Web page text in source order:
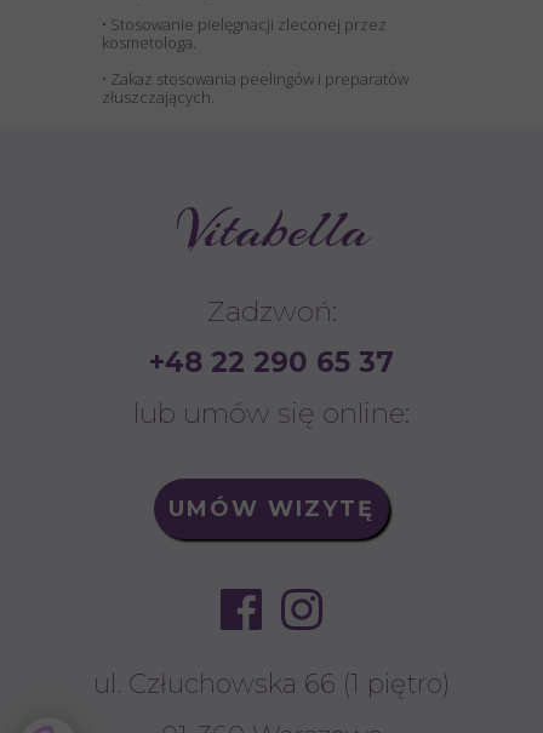
UMÓW WIZYTĘ
ul. Człuchowska 66 (1 piętro)
Zadzwoń:
+48 22 290 65 37
lub umów się online:
Vitabella
• Stosowanie pielęgnacji zleconej przez
kosmetologa.
• Zakaz stosowania peelingów i preparatów
złuszczających.